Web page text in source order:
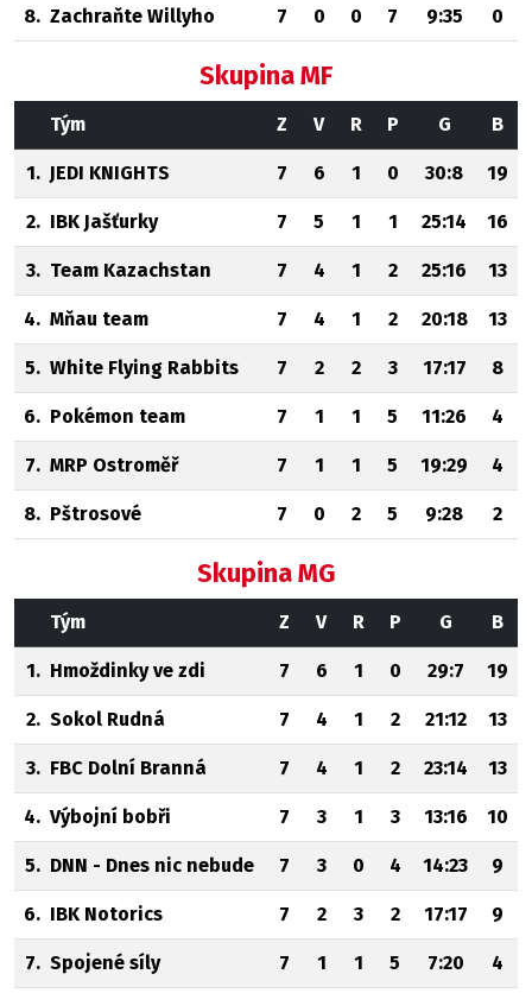
8. Zachraňte Willyho 7 0 0 7 9:35 0
Skupina MF
Tým Z V R P G B
1. JEDI KNIGHTS 7 6 1 0 30:8 19
2. IBK Jašťurky 7 5 1 1 25:14 16
3. Team Kazachstan 7 4 1 2 25:16 13
4. Mňau team 7 4 1 2 20:18 13
5. White Flying Rabbits 7 2 2 3 17:17 8
6. Pokémon team 7 1 1 5 11:26 4
7. MRP Ostroměř 7 1 1 5 19:29 4
8. Pštrosové 7 0 2 5 9:28 2
Skupina MG
Tým Z V R P G B
1. Hmoždinky ve zdi 7 6 1 0 29:7 19
2. Sokol Rudná 7 4 1 2 21:12 13
3. FBC Dolní Branná 7 4 1 2 23:14 13
4. Výbojní bobři 7 3 1 3 13:16 10
5. DNN - Dnes nic nebude 7 3 0 4 14:23 9
6. IBK Notorics 7 2 3 2 17:17 9
7. Spojené síly 7 1 1 5 7:20 4